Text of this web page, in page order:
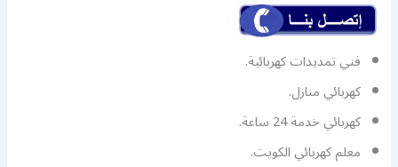
فني تمديدات كهربائية.
كهربائي منازل.
كهربائي خدمة 24 ساعة.
معلم كهربائي الكويت.